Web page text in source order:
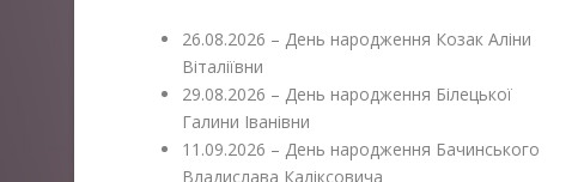
26.08.2026 – День народження Козак Аліни
Віталіївни
29.08.2026 – День народження Білецької
Галини Іванівни
11.09.2026 – День народження Бачинського
Владислава Каліксовича